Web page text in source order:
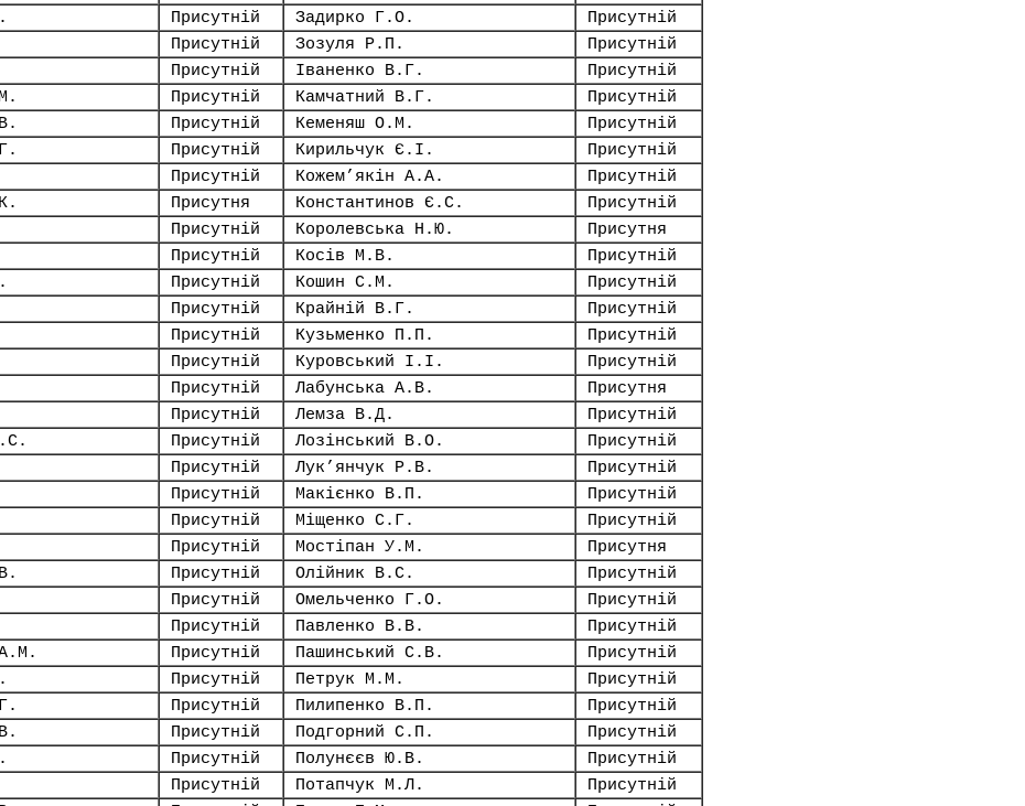
Присутній Задирко Г.О.
Присутній
Присутній Зозуля Р.П.
Присутній
Присутній Іваненко В.Г.
Присутній
Присутній Камчатний В.Г.
Присутній
Присутній Кеменяш О.М.
Присутній
Присутній Кирильчук Є.І.
Присутній
Присутній Кожем’якін А.А.
Присутній
Присутня Константинов Є.С.
Присутній
Присутній Королевська Н.Ю.
Присутня
Присутній Косів М.В.
Присутній
Присутній Кошин С.М.
Присутній
Присутній Крайній В.Г.
Присутній
Присутній Кузьменко П.П.
Присутній
Присутній Куровський І.І.
Присутній
Присутній Лабунська А.В.
Присутня
Присутній Лемза В.Д.
Присутній
Присутній Лозінський В.О.
Присутній
Присутній Лук’янчук Р.В.
Присутній
Присутній Макієнко В.П.
Присутній
Присутній Міщенко С.Г.
Присутній
Присутній Мостіпан У.М.
Присутня
Присутній Олійник В.С.
Присутній
Присутній Омельченко Г.О.
Присутній
Присутній Павленко В.В.
Присутній
Присутній Пашинський С.В.
Присутній
Присутній Петрук М.М.
Присутній
Присутній Пилипенко В.П.
Присутній
Присутній Подгорний С.П.
Присутній
Присутній Полунєєв Ю.В.
Присутній
Присутній Потапчук М.Л.
Присутній